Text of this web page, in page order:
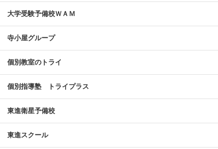
大学受験予備校ＷＡＭ
寺小屋グループ
個別教室のトライ
個別指導塾 トライプラス
東進衛星予備校
東進スクール